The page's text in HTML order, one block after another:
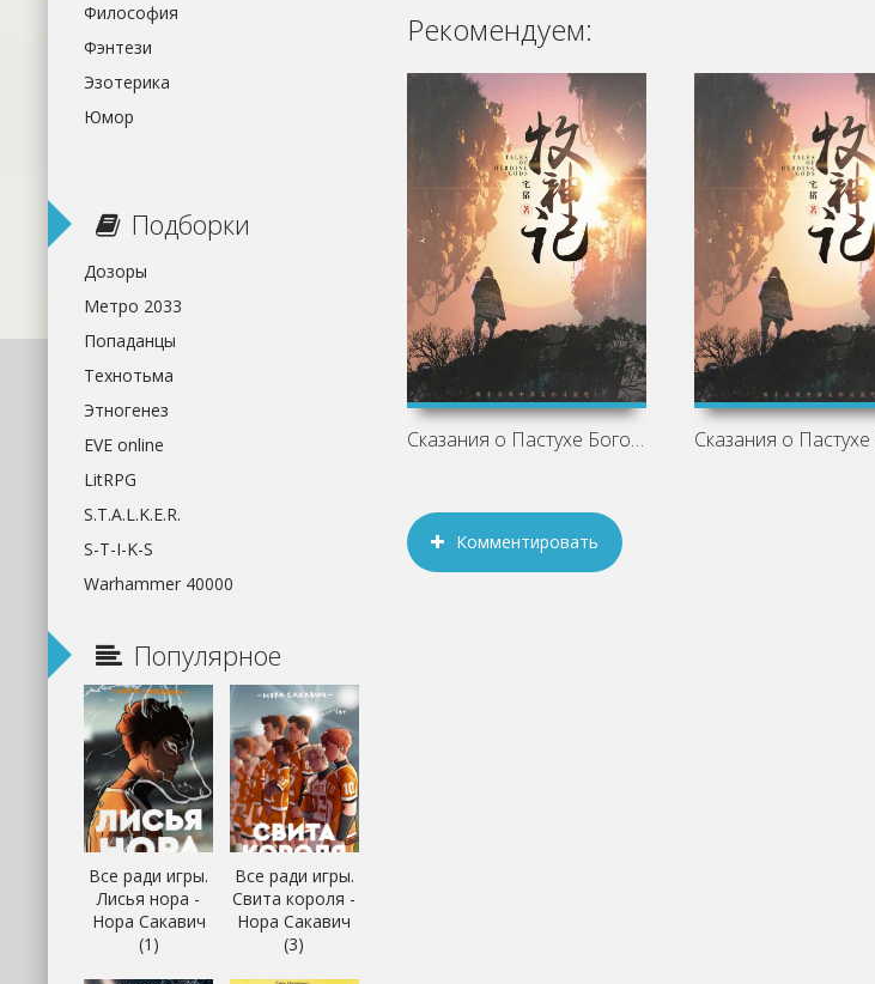
Рекомендуем:
Сказания о Пастухе Богов. Том 12 - Zhu
Комментировать
Философия
Фэнтези
Эзотерика
Юмор
Подборки
Дозоры
Метро 2033
Попаданцы
Технотьма
Этногенез
EVE online
LitRPG
S.T.A.L.K.E.R.
S-T-I-K-S
Warhammer 40000
Популярное
Все ради игры.
Лисья нора -
Нора Сакавич
(1)
Все ради игры.
Свита короля -
Нора Сакавич
(3)